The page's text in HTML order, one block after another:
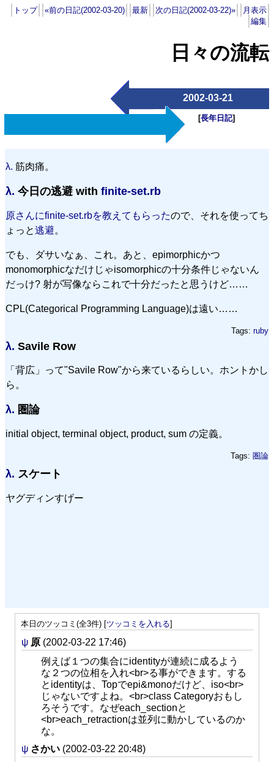
トップ «前の日記(2002-03-20) 最新 次の日記(2002-03-22)»
月表示
編集
日々の流転
2002-03-21
[長年日記]
λ. 筋肉痛。
λ. 今日の逃避 with finite-set.rb
原さんにfinite-set.rbを教えてもらったので、それを使ってち
ょっと逃避。
でも、ダサいなぁ、これ。あと、epimorphicかつ
monomorphicなだけじゃisomorphicの十分条件じゃないん
だっけ? 射が写像ならこれで十分だったと思うけど……
CPL(Categorical Programming Language)は遠い……
Tags: ruby
λ. Savile Row
「背広」って"Savile Row"から来ているらしい。ホントかし
ら。
λ. 圏論
initial object, terminal object, product, sum の定義。
Tags: 圏論
λ. スケート
ヤグディンすげー
本日のツッコミ(全3件) [ツッコミを入れる]
ψ 原 (2002-03-22 17:46)
例えば１つの集合にidentityが連続に成るよう
な２つの位相を入れ<br>る事ができます。する
とidentityは、Topでepi&monoだけど、iso<br>
じゃないですよね。<br>class Categoryおもし
ろそうです。なぜeach_sectionと
<br>each_retractionは並列に動かしているのか
な。
ψ さかい (2002-03-22 20:48)